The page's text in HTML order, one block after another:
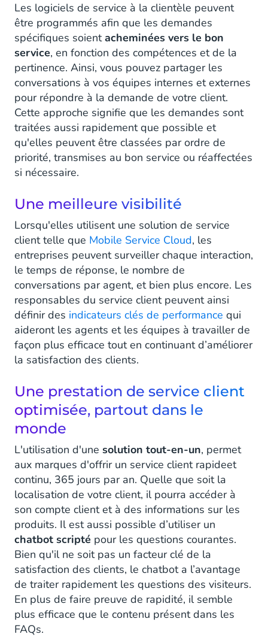
Les logiciels de service à la clientèle peuvent
être programmés afin que les demandes
spécifiques soientacheminées vers le bon
service, en fonction des compétences et de la
pertinence. Ainsi, vous pouvez partager les
conversations à vos équipes internes et externes
pour répondre à la demande de votre client.
Cette approche signifie que les demandes sont
traitées aussi rapidement que possible et
qu'elles peuvent être classées par ordre de
priorité, transmises au bon service ou réaffectées
si nécessaire.
Une meilleure visibilité
Lorsqu'elles utilisent une solution de service
client telle que Mobile Service Cloud, les
entreprises peuvent surveiller chaque interaction,
le temps de réponse, le nombre de
conversations par agent, et bien plus encore. Les
responsables du service client peuvent ainsi
définir des indicateurs clés de performance qui
aideront les agents et les équipes à travailler de
façon plus efficace tout en continuant d’améliorer
la satisfaction des clients.
Une prestation de service client
optimisée, partout dans le
monde
L'utilisation d'une solution tout-en-un, permet
aux marques d'offrir un service client rapideet
continu, 365 jours par an. Quelle que soit la
localisation de votre client, il pourra accéder à
son compte client et à des informations sur les
produits. Il est aussi possible d’utiliser un
chatbot scripté pour les questions courantes.
Bien qu'il ne soit pas un facteur clé de la
satisfaction des clients, le chatbot a l’avantage
de traiter rapidement les questions des visiteurs.
En plus de faire preuve de rapidité, il semble
plus efficace que le contenu présent dans les
FAQs.